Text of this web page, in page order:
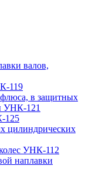
валов,
119
флюса, в защитных
УНК-121
125
цилиндрических
УНК-112
наплавки